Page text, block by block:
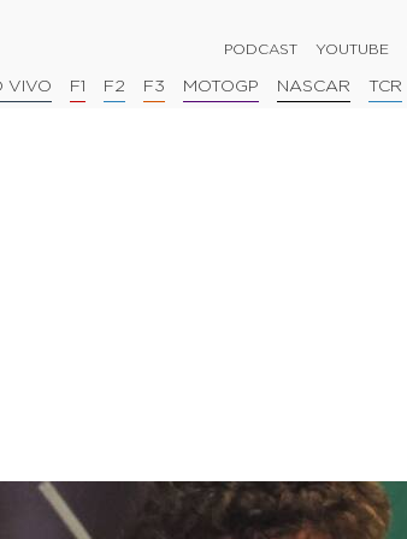
PODCAST YOUTUBE
VIVO F1 F2 F3 MOTOGP NASCAR TCR